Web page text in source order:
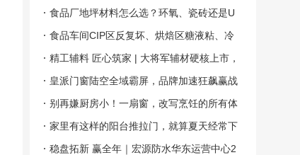
食品厂地坪材料怎么选？环氧、瓷砖还是U
crete？一个车间三种命
食品车间CIP区反复坏、烘焙区糖液粘、冷
链区年年裂？广州达高用Ucrete一个材料全
解决，15年免大修
精工辅料 匠心筑家 | 大将军辅材硬核上市，
守护长久居家品质
皇派门窗陆空全域霸屏，品牌加速狂飙赢战
门窗万亿蓝海！
别再嫌厨房小！一扇窗，改写烹饪的所有体
验
家里有这样的阳台推拉门，就算夏天经常下
大雨也不怕
稳盘拓新 赢全年｜宏源防水华东运营中心2